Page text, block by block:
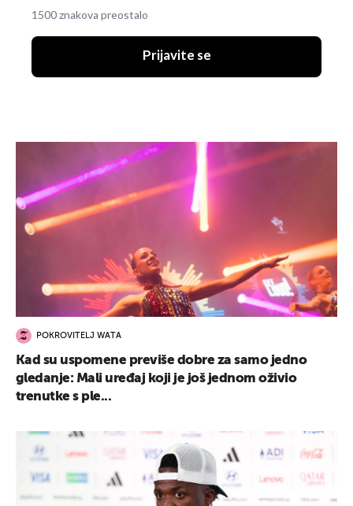
1500 znakova preostalo
Prijavite se
POKROVITELJ WATA
Kad su uspomene previše dobre za samo jedno
gledanje: Mali uređaj koji je još jednom oživio
trenutke s ple...